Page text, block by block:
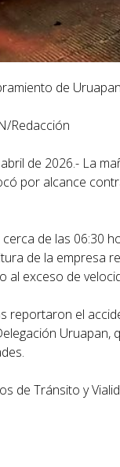
de Uruapan
Redacción
de 2026.- La
por alcance
de las 06:30
de la empresa
al exceso de
reportaron el
Uruapan,
de Tránsito y